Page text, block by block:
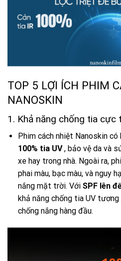
TOP 5 LỢI ÍCH PHIM
NANOSKIN
1. Khả năng chống tia
Phim cách nhiệt Nanoskin có
100% tia UV, bảo vệ da và
xe hay trong nhà. Ngoài ra,
phai màu, bạc màu, và nguy
nắng mặt trời. Với SPF lên
khả năng chống tia UV
chống nắng hàng đầu.